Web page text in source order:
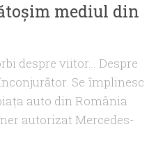
mediul din
despre viitor… Despre
Se împlinesc
auto din România
autorizat Mercedes-